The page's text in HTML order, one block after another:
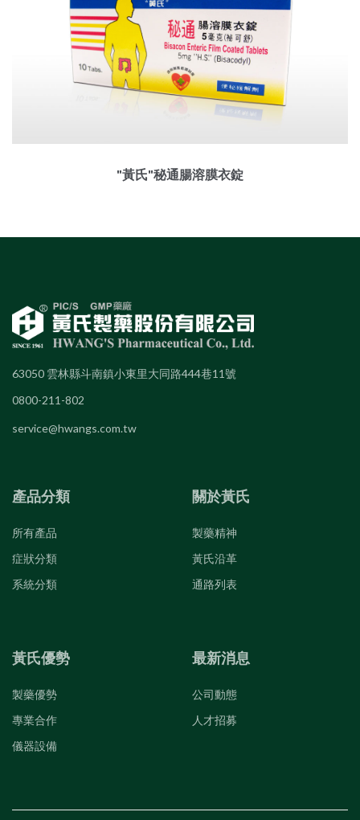
"黃氏"秘通腸溶膜衣錠
63050 雲林縣斗南鎮小東里大同路444巷11號
0800-211-802
service@hwangs.com.tw
產品分類
所有產品
症狀分類
系統分類
關於黃氏
製藥精神
黃氏沿革
通路列表
黃氏優勢
製藥優勢
專業合作
儀器設備
最新消息
公司動態
人才招募